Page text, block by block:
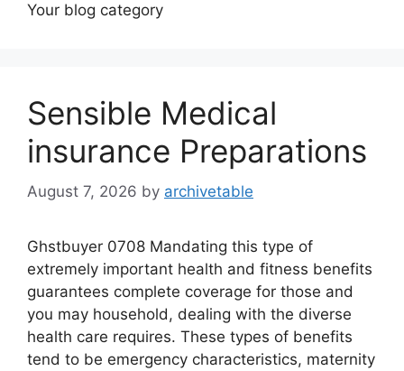
Your blog category
Sensible Medical
insurance Preparations
August 7, 2026 by archivetable
Ghstbuyer 0708 Mandating this type of
extremely important health and fitness benefits
guarantees complete coverage for those and
you may household, dealing with the diverse
health care requires. These types of benefits
tend to be emergency characteristics, maternity